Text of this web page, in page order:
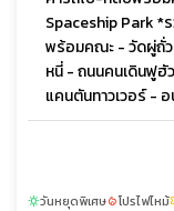
Spaceship Park *
พร้อมคณะ - วัดผู่ถั่ว
หนี่ - ถนนคนเดินฟูฮั
แคนตันทาวเวอร์ -
sunnyวันหยุดพิเศษlocal_fire_departmentโปรไฟไหม้